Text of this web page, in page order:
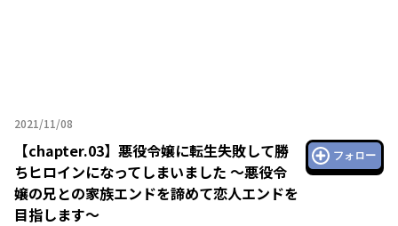
2021/11/08
2021年11月08日
【chapter.03】 悪役令嬢に転生失敗して勝
ちヒロインになってしまいました ～悪役令
嬢の兄との家族エンドを諦めて恋人エンドを
目指します～
フォロー